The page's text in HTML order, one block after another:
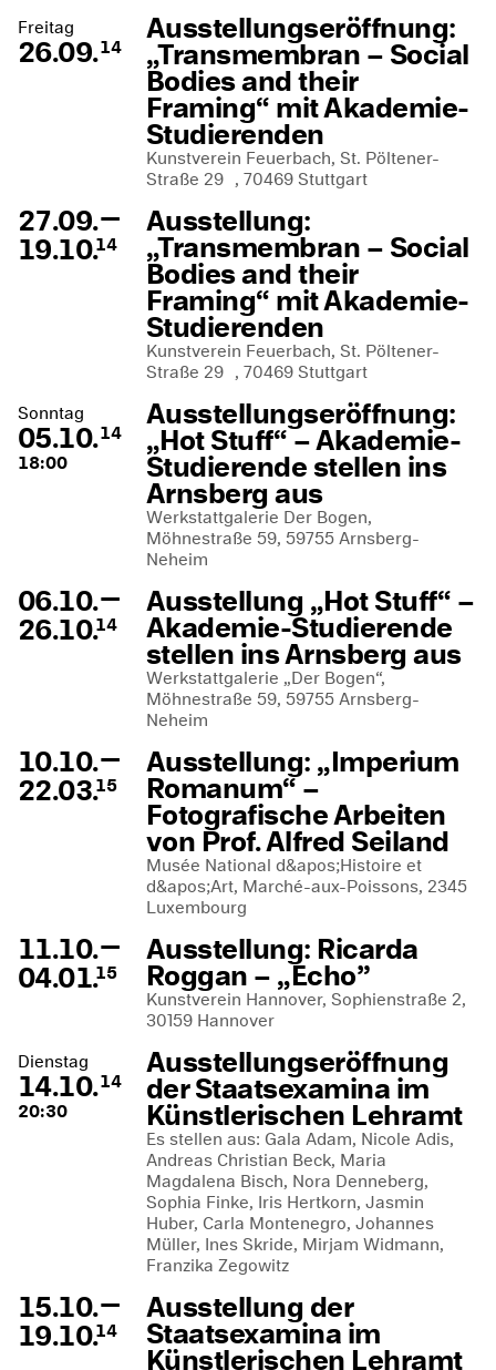
Freitag
26.09.14
Ausstellungseröffnung:
„Transmembran – Social
Bodies and their
Framing“ mit Akademie-
Studierenden
Kunstverein Feuerbach, St. Pöltener-
Straße 29 , 70469 Stuttgart
27.09.—
19.10.14
Ausstellung:
„Transmembran – Social
Bodies and their
Framing“ mit Akademie-
Studierenden
Kunstverein Feuerbach, St. Pöltener-
Straße 29 , 70469 Stuttgart
Sonntag
05.10.14
18:00
Ausstellungseröffnung:
„Hot Stuff“ – Akademie-
Studierende stellen ins
Arnsberg aus
Werkstattgalerie Der Bogen,
Möhnestraße 59, 59755 Arnsberg-
Neheim
06.10.—
26.10.14
Ausstellung „Hot Stuff“ –
Akademie-Studierende
stellen ins Arnsberg aus
Werkstattgalerie „Der Bogen“,
Möhnestraße 59, 59755 Arnsberg-
Neheim
10.10.—
22.03.15
Ausstellung: „Imperium
Romanum“ –
Fotografische Arbeiten
von Prof. Alfred Seiland
Musée National d&apos;Histoire et
d&apos;Art, Marché-aux-Poissons, 2345
Luxembourg
11.10.—
04.01.15
Ausstellung: Ricarda
Roggan – „Echo”
Kunstverein Hannover, Sophienstraße 2,
30159 Hannover
Dienstag
14.10.14
20:30
Ausstellungseröffnung
der Staatsexamina im
Künstlerischen Lehramt
Es stellen aus: Gala Adam, Nicole Adis,
Andreas Christian Beck, Maria
Magdalena Bisch, Nora Denneberg,
Sophia Finke, Iris Hertkorn, Jasmin
Huber, Carla Montenegro, Johannes
Müller, Ines Skride, Mirjam Widmann,
Franzika Zegowitz
15.10.—
19.10.14
Ausstellung der
Staatsexamina im
Künstlerischen Lehramt